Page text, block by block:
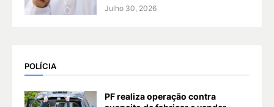
Julho 30, 2026
POLÍCIA
PF realiza operação contra